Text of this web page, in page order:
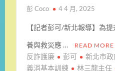
彭 Coco 4 4 月, 2025
【記者彭可/新北報導】為
養與救災應 … READ MORE
反詐護廉 彭可 新北市
義消基本訓練
林三龍主任